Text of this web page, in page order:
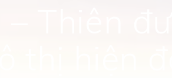
Thiên
thị hiện